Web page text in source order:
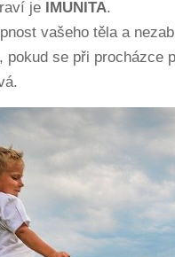
je IMUNITA.
vašeho těla a
pokud se při procházce